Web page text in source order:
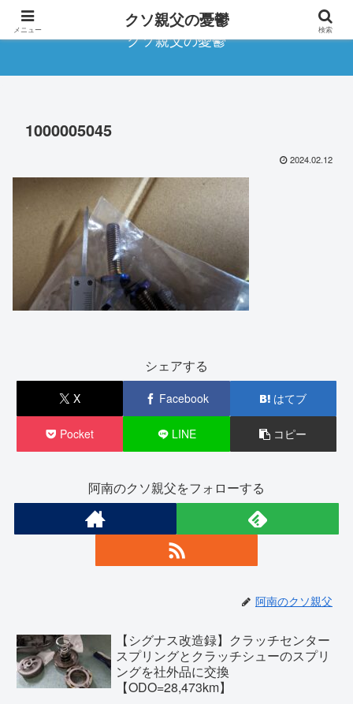
クソ親父の憂鬱
1000005045
2024.02.12
シェアする
X Facebook はてブ
Pocket LINE コピー
阿南のクソ親父をフォローする
阿南のクソ親父
【シグナス改造録】クラッチセンター
スプリングとクラッチシューのスプリ
ングを社外品に交換
【ODO=28,473km】
メニュー クソ親父の憂鬱 検索